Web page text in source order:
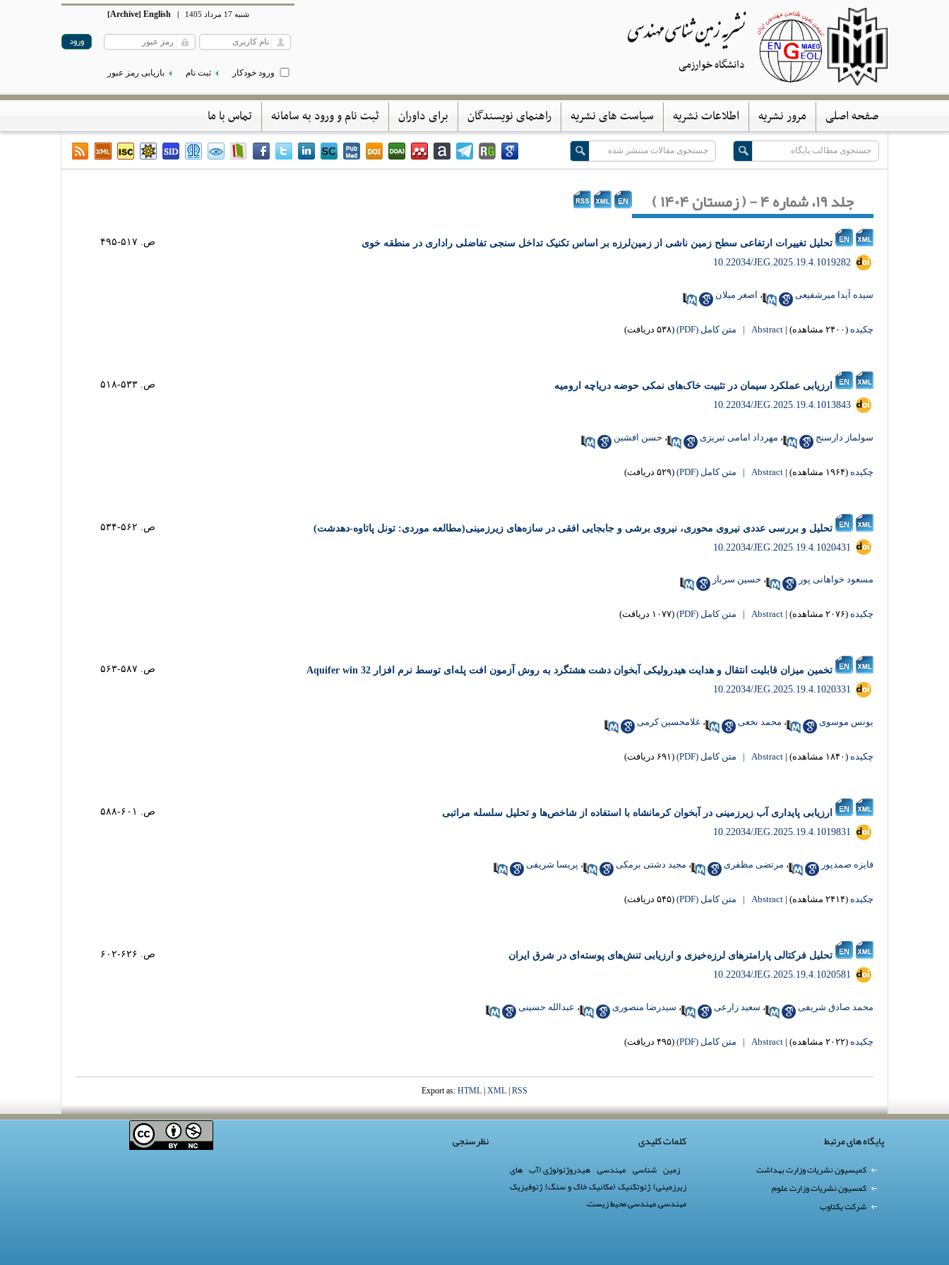
نشریه زمین شناسی مهندسی
دانشگاه خوارزمی
شنبه 17 مرداد 1405 |
English
[Archive]
ورود خودکار ثبت نام بازیابی رمز عبور
صفحه اصلی مرور نشریه اطلاعات نشریه سیاست های نشریه راهنمای نویسندگان برای داوران ثبت نام و ورود به سامانه تماس با ما
جلد ۱۹، شماره ۴ - ( زمستان ۱۴۰۴ )
تحلیل تغییرات ارتفاعی سطح زمین ناشی از زمین‌لرزه بر اساس تکنیک تداخل سنجی تفاضلی راداری در منطقه خوی
ص. ۵۱۷-۴۹۵
‎ 10.22034/JEG.2025.19.4.1019282
سیده آیدا میرشفیعی ، اصغر میلان
چکیده (۲۴۰۰ مشاهده) |
Abstract | متن کامل (PDF) (۵۳۸ دریافت)
ارزیابی عملکرد سیمان در تثبیت خاک‌های نمکی حوضه دریاچه ارومیه
ص. ۵۳۳-۵۱۸
‎ 10.22034/JEG.2025.19.4.1013843
سولماز دارسنج ، مهرداد امامی تبریزی ، حسن افشین
چکیده (۱۹۶۴ مشاهده) |
Abstract | متن کامل (PDF) (۵۲۹ دریافت)
تحلیل و بررسی عددی نیروی محوری، نیروی برشی و جابجایی افقی در سازه‌های زیرزمینی(مطالعه موردی: تونل پاتاوه-دهدشت)
ص. ۵۶۲-۵۳۴
‎ 10.22034/JEG.2025.19.4.1020431
مسعود خواهانی پور ، حسین سرباز
چکیده (۲۰۷۶ مشاهده) |
Abstract | متن کامل (PDF) (۱۰۷۷ دریافت)
تخمین میزان قابلیت انتقال و هدایت هیدرولیکی آبخوان دشت هشتگرد به روش آزمون افت پله‌ای توسط نرم افزار Aquifer win 32
ص. ۵۸۷-۵۶۳
‎ 10.22034/JEG.2025.19.4.1020331
یونس موسوی ، محمد نخعی ، غلامحسین کرمی
چکیده (۱۸۴۰ مشاهده) |
Abstract | متن کامل (PDF) (۶۹۱ دریافت)
ارزیابی پایداری آب زیرزمینی در آبخوان کرمانشاه با استفاده از شاخص‌ها و تحلیل سلسله مراتبی
ص. ۶۰۱-۵۸۸
‎ 10.22034/JEG.2025.19.4.1019831
فایزه صمدپور ، مرتضی مظفری ، مجید دشتی برمکی ، پریسا شریفی
چکیده (۲۴۱۴ مشاهده) |
Abstract | متن کامل (PDF) (۵۴۵ دریافت)
تحلیل فرکتالی پارامترهای لرزه‌خیزی و ارزیابی تنش‌های پوسته‌ای در شرق ایران
ص. ۶۲۶-۶۰۲
‎ 10.22034/JEG.2025.19.4.1020581
محمد صادق شریفی ، سعید زارعی ، سیدرضا منصوری ، عبدالله حسینی
چکیده (۲۰۲۲ مشاهده) |
Abstract | متن کامل (PDF) (۴۹۵ دریافت)
Export as: HTML | XML | RSS
پایگاه های مرتبط
کمیسیون نشریات وزارت بهداشت
کمسیون نشریات وزارت علوم
شرکت یکتاوب
کلمات کلیدی
زمین شناسی مهندسی, هیدروژئولوژی (آب های
زیرزمینی),ژئوتکنیک (مکانیک خاک و سنگ),ژئوفیزیک
مهندسی,مهندسی محیط زیست.
نظرسنجی